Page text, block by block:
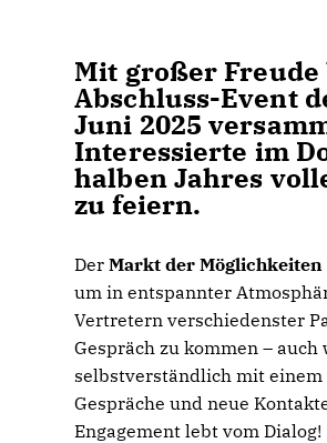
Mit großer Freude
Abschluss-Event
Juni 2025
Interessierte im
halben Jahres
zu feiern.
DerMarkt der Möglichkeiten
um in entspannter
Vertretern verschiedenster
Gespräch zu kommen – auch
selbstverständlich mit
Gespräche und neue
Engagement lebt vom Dialog!